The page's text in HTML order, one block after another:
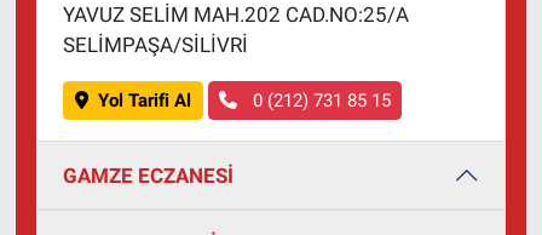
YAVUZ SELİM MAH.202 CAD.NO:25/A
SELİMPAŞA/SİLİVRİ
Yol Tarifi Al 0 (212) 731 85 15
GAMZE ECZANESİ